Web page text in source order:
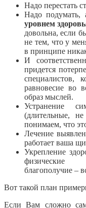
Надо перестать
Надо подумать,
уровнем
довольна, если
не тем, что у
в принципе
И
придется
специалистов,
равновесие во
образ мыслей.
Устранение
(длительные,
понимаем, что
Лечение
работает ваша
Укрепление
физические
благополучие –
Вот такой план
Если Вам сложно